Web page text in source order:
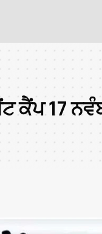
ਕੈਂਪ 17